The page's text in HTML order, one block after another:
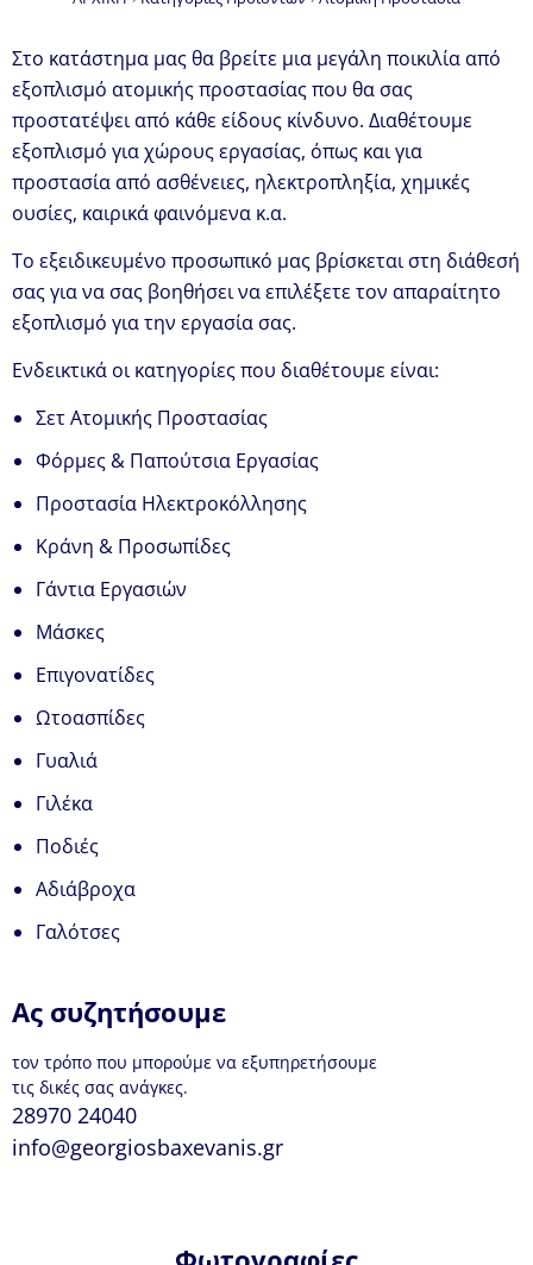
Στο κατάστημα μας θα βρείτε μια μεγάλη ποικιλία από
εξοπλισμό ατομικής προστασίας που θα σας
προστατέψει από κάθε είδους κίνδυνο. Διαθέτουμε
εξοπλισμό για χώρους εργασίας, όπως και για
προστασία από ασθένειες, ηλεκτροπληξία, χημικές
ουσίες, καιρικά φαινόμενα κ.α.
Το εξειδικευμένο προσωπικό μας βρίσκεται στη διάθεσή
σας για να σας βοηθήσει να επιλέξετε τον απαραίτητο
εξοπλισμό για την εργασία σας.
Ενδεικτικά οι κατηγορίες που διαθέτουμε είναι:
Σετ Ατομικής Προστασίας
Φόρμες & Παπούτσια Εργασίας
Προστασία Ηλεκτροκόλλησης
Κράνη & Προσωπίδες
Γάντια Εργασιών
Μάσκες
Επιγονατίδες
Ωτοασπίδες
Γυαλιά
Γιλέκα
Ποδιές
Αδιάβροχα
Γαλότσες
Ας συζητήσουμε
τον τρόπο που μπορούμε να εξυπηρετήσουμε
τις δικές σας ανάγκες.
28970 24040
info@georgiosbaxevanis.gr